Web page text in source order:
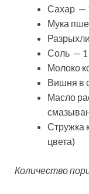
Сахар —
Мука
Соль — 1
Молоко
Вишня в
Масло
Стружка
цвета)
Количество